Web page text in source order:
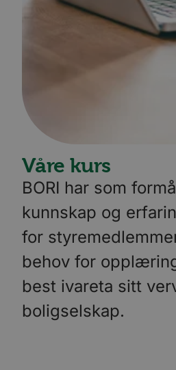
Våre kurs
BORI har som
kunnskap og
for
behov for
best ivareta sitt
boligselskap.